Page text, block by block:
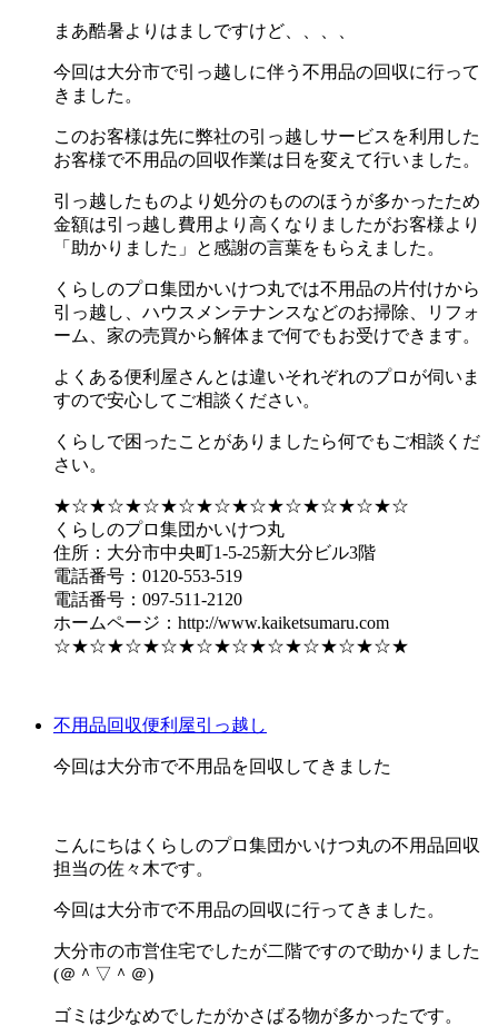
まあ酷暑よりはましですけど、、、、
今回は大分市で引っ越しに伴う不用品の回収に行って
きました。
このお客様は先に弊社の引っ越しサービスを利用した
お客様で不用品の回収作業は日を変えて行いました。
引っ越したものより処分のもののほうが多かったため
金額は引っ越し費用より高くなりましたがお客様より
「助かりました」と感謝の言葉をもらえました。
くらしのプロ集団かいけつ丸では不用品の片付けから
引っ越し、ハウスメンテナンスなどのお掃除、リフォ
ーム、家の売買から解体まで何でもお受けできます。
よくある便利屋さんとは違いそれぞれのプロが伺いま
すので安心してご相談ください。
くらしで困ったことがありましたら何でもご相談くだ
さい。
★☆★☆★☆★☆★☆★☆★☆★☆★☆★☆
くらしのプロ集団かいけつ丸
住所：大分市中央町1-5-25新大分ビル3階
電話番号：0120-553-519
電話番号：097-511-2120
ホームページ：http://www.kaiketsumaru.com
☆★☆★☆★☆★☆★☆★☆★☆★☆★☆★
不用品回収便利屋引っ越し
今回は大分市で不用品を回収してきました
こんにちはくらしのプロ集団かいけつ丸の不用品回収
担当の佐々木です。
今回は大分市で不用品の回収に行ってきました。
大分市の市営住宅でしたが二階ですので助かりました
(＠＾▽＾＠)
ゴミは少なめでしたがかさばる物が多かったです。